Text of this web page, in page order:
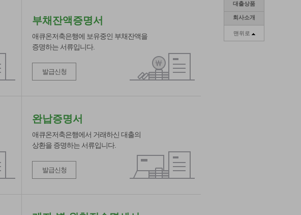
대출상품
회사소개
맨위로
부채잔액증명서
애큐온저축은행에 보유중인 부채잔액을
증명하는 서류입니다.
발급신청
완납증명서
애큐온저축은행에서 거래하신 대출의
상환을 증명하는 서류입니다.
발급신청